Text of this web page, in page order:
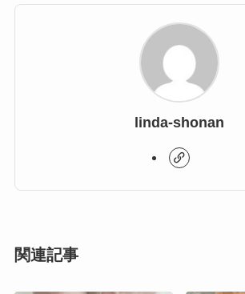
linda-shonan
関連記事